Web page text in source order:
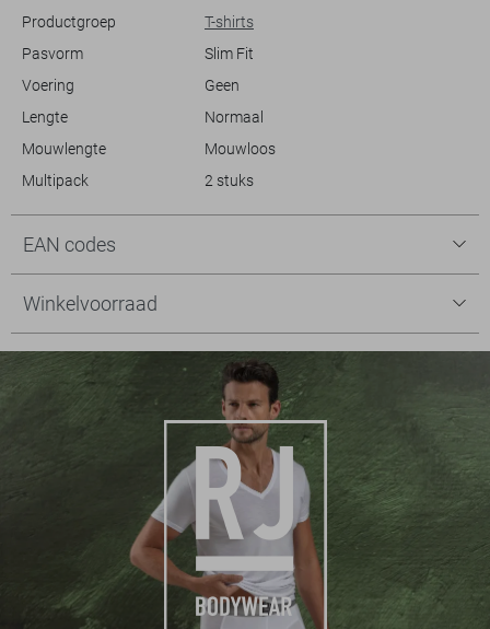
Productgroep
T-shirts
Pasvorm
Slim Fit
Voering
Geen
Lengte
Normaal
Mouwlengte
Mouwloos
Multipack
2 stuks
EAN codes
Winkelvoorraad